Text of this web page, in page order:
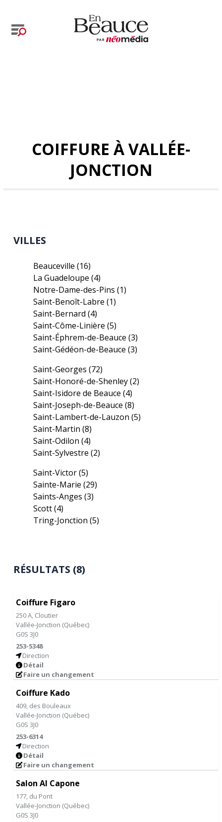
COIFFURE À VALLÉE-
JONCTION
VILLES
Beauceville(16)
La Guadeloupe(4)
Notre-Dame-des-Pins(1)
Saint-Benoît-Labre(1)
Saint-Bernard(4)
Saint-Côme-Linière(5)
Saint-Éphrem-de-Beauce(3)
Saint-Gédéon-de-Beauce(3)
Saint-Georges(72)
Saint-Honoré-de-Shenley(2)
Saint-Isidore de Beauce(4)
Saint-Joseph-de-Beauce(8)
Saint-Lambert-de-Lauzon(5)
Saint-Martin(8)
Saint-Odilon(4)
Saint-Sylvestre(2)
Saint-Victor(5)
Sainte-Marie(29)
Saints-Anges(3)
Scott(4)
Tring-Jonction(5)
RÉSULTATS (8)
Coiffure Figaro
250 A, Cloutier
Vallée-Jonction (Québec)
G0S 3J0
253-5348
Direction
Détail
Faire un changement
Coiffure Kado
409, des Bouleaux
Vallée-Jonction (Québec)
G0S 3J0
253-6314
Direction
Détail
Faire un changement
Salon Al Capone
177, du Pont
Vallée-Jonction (Québec)
G0S 3J0